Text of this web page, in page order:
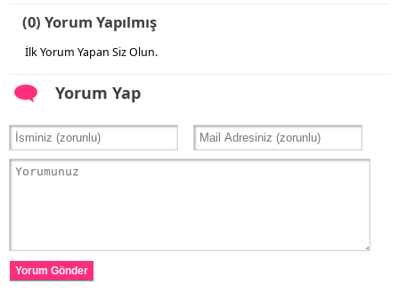
(0) Yorum Yapılmış
İlk Yorum Yapan Siz Olun.
Yorum Yap
Yorum Gönder